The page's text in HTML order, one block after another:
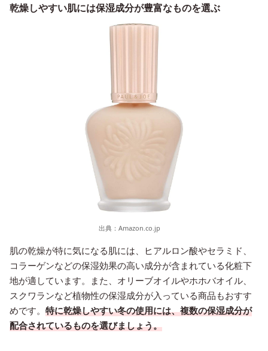
乾燥しやすい肌には保湿成分が豊富なものを選ぶ
出典： Amazon.co.jp
肌の乾燥が特に気になる肌には、ヒアルロン酸やセラミド、
コラーゲンなどの保湿効果の高い成分が含まれている化粧下
地が適しています。また、オリーブオイルやホホバオイル、
スクワランなど植物性の保湿成分が入っている商品もおすす
めです。 特に乾燥しやすい冬の使用には、複数の保湿成分が
配合されているものを選びましょう。